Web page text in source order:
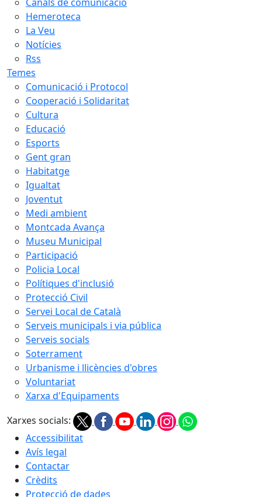
Canals de comunicació
Hemeroteca
La Veu
Notícies
Rss
Temes
Comunicació i Protocol
Cooperació i Solidaritat
Cultura
Educació
Esports
Gent gran
Habitatge
Igualtat
Joventut
Medi ambient
Montcada Avança
Museu Municipal
Participació
Policia Local
Polítiques d'inclusió
Protecció Civil
Servei Local de Català
Serveis municipals i via pública
Serveis socials
Soterrament
Urbanisme i llicències d'obres
Voluntariat
Xarxa d'Equipaments
Xarxes socials:
Accessibilitat
Avís legal
Contactar
Crèdits
Protecció de dades